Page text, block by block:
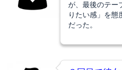
が、最後のテー
りたい感」を態
だった。